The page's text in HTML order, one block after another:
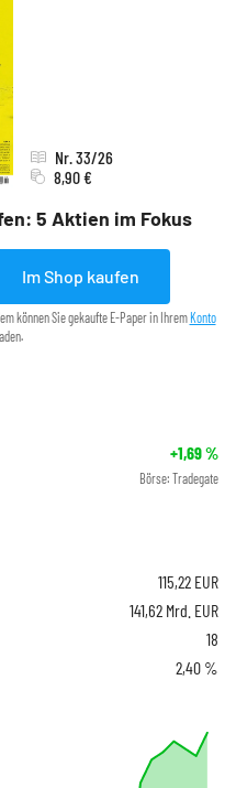
5 Aktien im Fokus
Nr. 33/26
8,90 €
Im Shop kaufen
können Sie gekaufte E-Paper in Ihrem Konto
+1,69%
Börse: Tradegate
115,22 EUR
141,62 Mrd. EUR
18
2,40 %